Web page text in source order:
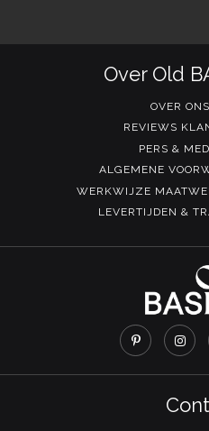
Over Old
OVER ONS
REVIEWS
PERS &
ALGEMENE
WERKWIJZE
LEVERTIJDEN &